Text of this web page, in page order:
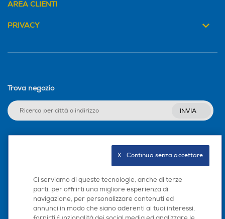
Cerchia,
trova.
Ascolta,
Tipo di batteria
AREA CLIENTI
PRIVACY
Trova negozio
INVIA
Scarica la nostra app
Ci serviamo di queste tecnologie, anche di terze
parti, per offrirti una migliore esperienza di
navigazione, per personalizzare contenuti ed
annunci in modo che siano aderenti ai tuoi interessi,
X   Continua senza accettare